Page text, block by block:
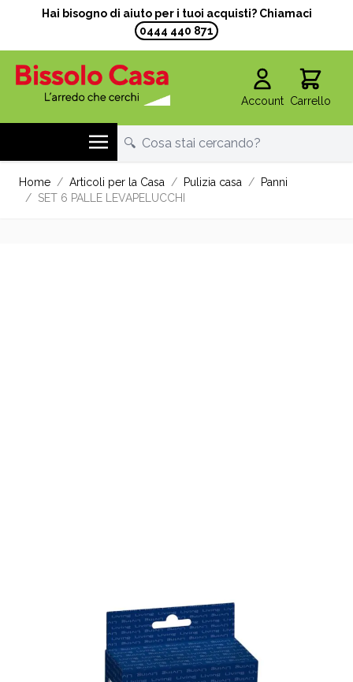
Hai bisogno di aiuto per i tuoi acquisti? Chiamaci
0444 440 871
Account Carrello
Home / Articoli per la Casa / Pulizia casa /
Panni
/ SET 6 PALLE LEVAPELUCCHI